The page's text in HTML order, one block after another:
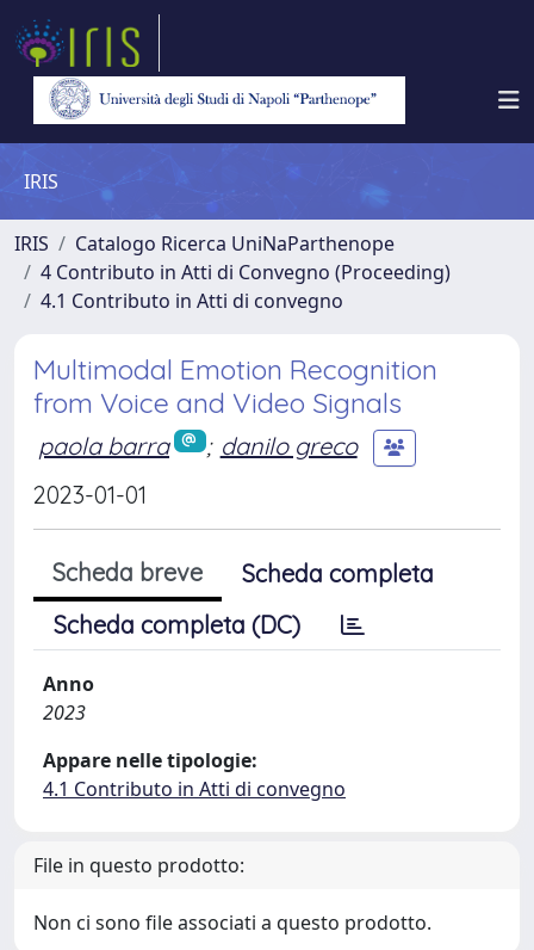
IRIS
IRIS
Catalogo Ricerca UniNaParthenope
4 Contributo in Atti di Convegno (Proceeding)
4.1 Contributo in Atti di convegno
Multimodal Emotion Recognition
from Voice and Video Signals
paola barra ; danilo greco
2023-01-01
Scheda breve
Scheda completa
Scheda completa (DC)
Anno
2023
Appare nelle tipologie:
4.1 Contributo in Atti di convegno
File in questo prodotto:
Non ci sono file associati a questo prodotto.